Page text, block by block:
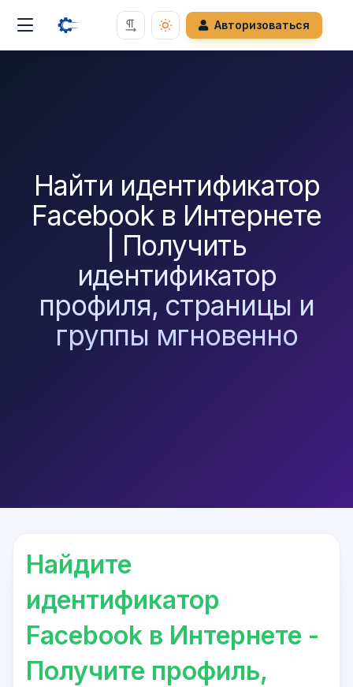
Авторизоваться
Найти идентификатор
Facebook в Интернете
| Получить
идентификатор
профиля, страницы и
группы мгновенно
Найдите
идентификатор
Facebook в Интернете -
Получите профиль,